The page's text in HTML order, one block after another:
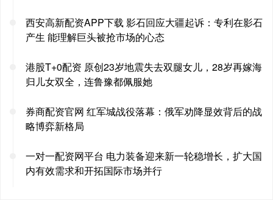
西安高新配资APP下载 影石回应大疆起诉：专利在影石
产生 能理解巨头被抢市场的心态
港股T+0配资 原创23岁地震失去双腿女儿，28岁再嫁海
归儿女双全，连鲁豫都佩服她
券商配资官网 红军城战役落幕：俄军劝降显效背后的战
略博弈新格局
一对一配资网平台 电力装备迎来新一轮稳增长，扩大国
内有效需求和开拓国际市场并行